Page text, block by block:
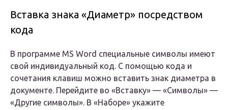
Вставка знака «Диаметр» посредством
кода
В программе MS Word специальные символы имеют
свой индивидуальный код. С помощью кода и
сочетания клавиш можно вставить знак диаметра в
документе. Перейдите во «Вставку» — «Символы» —
«Другие символы». В «Наборе» укажите